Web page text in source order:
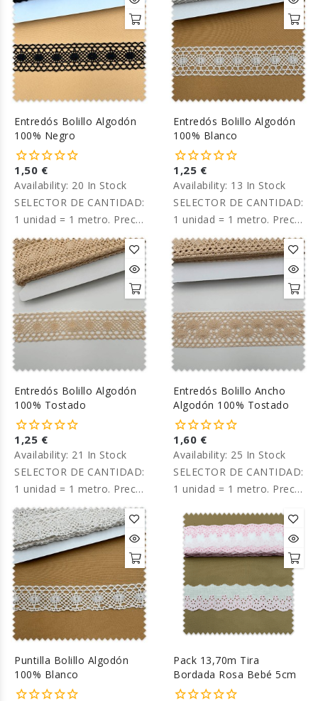
Entredós Bolillo Algodón
100% Negro
1,50 €
Availability: 20 In Stock
SELECTOR DE CANTIDAD:
1 unidad = 1 metro. Precio
por metro.
Entredós Bolillo Algodón
100% Blanco
1,25 €
Availability: 13 In Stock
SELECTOR DE CANTIDAD:
1 unidad = 1 metro. Precio
por metro.
Entredós Bolillo Algodón
100% Tostado
1,25 €
Availability: 21 In Stock
SELECTOR DE CANTIDAD:
1 unidad = 1 metro. Precio
por metro.
Entredós Bolillo Ancho
Algodón 100% Tostado
1,60 €
Availability: 25 In Stock
SELECTOR DE CANTIDAD:
1 unidad = 1 metro. Precio
Puntilla Bolillo Algodón
100% Blanco
Pack 13,70m Tira
Bordada Rosa Bebé 5cm